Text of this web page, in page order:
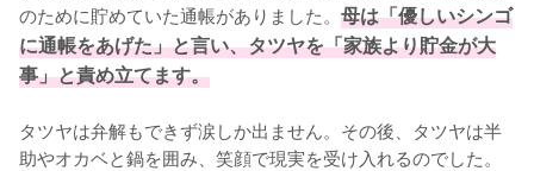
のために貯めていた通帳がありました。 母は「優しいシンゴ
に通帳をあげた」と言い、タツヤを「家族より貯金が大
事」と責め立てます。
タツヤは弁解もできず涙しか出ません。その後、タツヤは半
助やオカベと鍋を囲み、笑顔で現実を受け入れるのでした。